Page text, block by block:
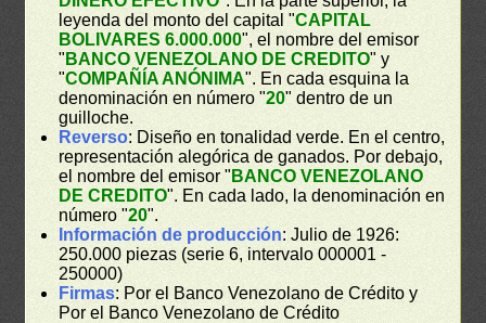
leyenda del monto del capital "CAPITAL
BOLIVARES 6.000.000", el nombre del emisor
" BANCO VENEZOLANO DE CREDITO" y
"COMPAÑÍA ANÓNIMA". En cada esquina la
denominación en número "20" dentro de un
guilloche.
Reverso: Diseño en tonalidad verde. En el centro,
representación alegórica de ganados. Por debajo,
el nombre del emisor " BANCO VENEZOLANO
DE CREDITO". En cada lado, la denominación en
número "20".
Información de producción: Julio de 1926:
250.000 piezas (serie 6, intervalo 000001 -
250000)
Firmas: Por el Banco Venezolano de Crédito y
Por el Banco Venezolano de Crédito